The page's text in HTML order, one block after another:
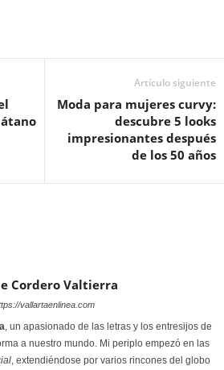
Artículo siguiente
Moda para mujeres curvy:
descubre 5 looks
impresionantes después
de los 50 años
Cordero Valtierra
vallartaenlinea.com
, un apasionado de las letras y los entresijos de
a nuestro mundo. Mi periplo empezó en las
, extendiéndose por varios rincones del globo